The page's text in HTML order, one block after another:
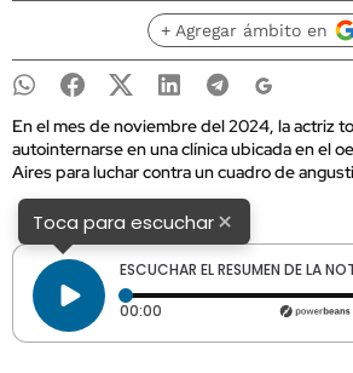
+ Agregar ámbito en
En el mes de noviembre del 2024, la actriz
autointernarse en una clínica ubicada en el
Aires para luchar contra un cuadro de
Toca para escuchar×
ESCUCHAR EL RESUMEN DE LA
00:00 Tiempo transcurrido: 0